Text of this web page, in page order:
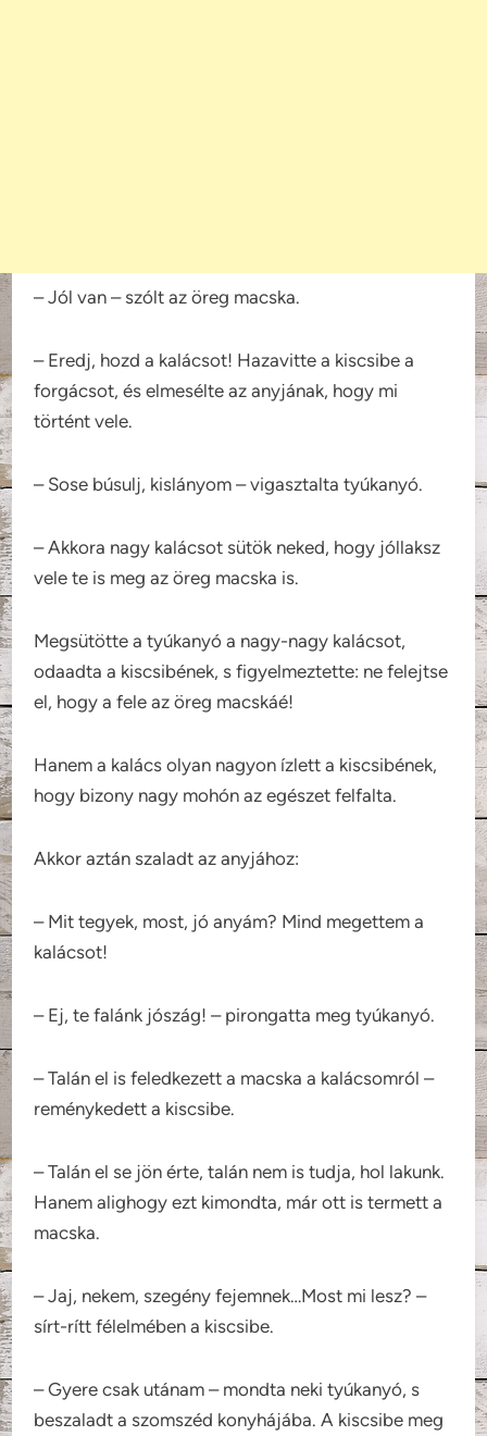
– Jól van – szólt az öreg macska.
– Eredj, hozd a kalácsot! Hazavitte a kiscsibe a
forgácsot, és elmesélte az anyjának, hogy mi
történt vele.
– Sose búsulj, kislányom – vigasztalta tyúkanyó.
– Akkora nagy kalácsot sütök neked, hogy jóllaksz
vele te is meg az öreg macska is.
Megsütötte a tyúkanyó a nagy-nagy kalácsot,
odaadta a kiscsibének, s figyelmeztette: ne felejtse
el, hogy a fele az öreg macskáé!
Hanem a kalács olyan nagyon ízlett a kiscsibének,
hogy bizony nagy mohón az egészet felfalta.
Akkor aztán szaladt az anyjához:
– Mit tegyek, most, jó anyám? Mind megettem a
kalácsot!
– Ej, te falánk jószág! – pirongatta meg tyúkanyó.
– Talán el is feledkezett a macska a kalácsomról –
reménykedett a kiscsibe.
– Talán el se jön érte, talán nem is tudja, hol lakunk.
Hanem alighogy ezt kimondta, már ott is termett a
macska.
– Jaj, nekem, szegény fejemnek…Most mi lesz? –
sírt-rítt félelmében a kiscsibe.
– Gyere csak utánam – mondta neki tyúkanyó, s
beszaladt a szomszéd konyhájába. A kiscsibe meg